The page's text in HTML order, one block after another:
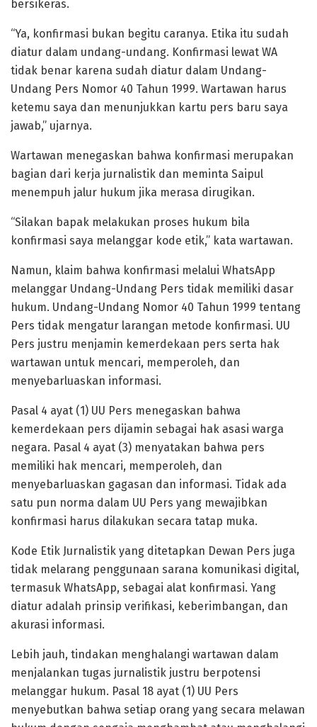
bersikeras.
“Ya, konfirmasi bukan begitu caranya. Etika itu sudah
diatur dalam undang-undang. Konfirmasi lewat WA
tidak benar karena sudah diatur dalam Undang-
Undang Pers Nomor 40 Tahun 1999. Wartawan harus
ketemu saya dan menunjukkan kartu pers baru saya
jawab,” ujarnya.
Wartawan menegaskan bahwa konfirmasi merupakan
bagian dari kerja jurnalistik dan meminta Saipul
menempuh jalur hukum jika merasa dirugikan.
“Silakan bapak melakukan proses hukum bila
konfirmasi saya melanggar kode etik,” kata wartawan.
Namun, klaim bahwa konfirmasi melalui WhatsApp
melanggar Undang-Undang Pers tidak memiliki dasar
hukum. Undang-Undang Nomor 40 Tahun 1999 tentang
Pers tidak mengatur larangan metode konfirmasi. UU
Pers justru menjamin kemerdekaan pers serta hak
wartawan untuk mencari, memperoleh, dan
menyebarluaskan informasi.
Pasal 4 ayat (1) UU Pers menegaskan bahwa
kemerdekaan pers dijamin sebagai hak asasi warga
negara. Pasal 4 ayat (3) menyatakan bahwa pers
memiliki hak mencari, memperoleh, dan
menyebarluaskan gagasan dan informasi. Tidak ada
satu pun norma dalam UU Pers yang mewajibkan
konfirmasi harus dilakukan secara tatap muka.
Kode Etik Jurnalistik yang ditetapkan Dewan Pers juga
tidak melarang penggunaan sarana komunikasi digital,
termasuk WhatsApp, sebagai alat konfirmasi. Yang
diatur adalah prinsip verifikasi, keberimbangan, dan
akurasi informasi.
Lebih jauh, tindakan menghalangi wartawan dalam
menjalankan tugas jurnalistik justru berpotensi
melanggar hukum. Pasal 18 ayat (1) UU Pers
menyebutkan bahwa setiap orang yang secara melawan